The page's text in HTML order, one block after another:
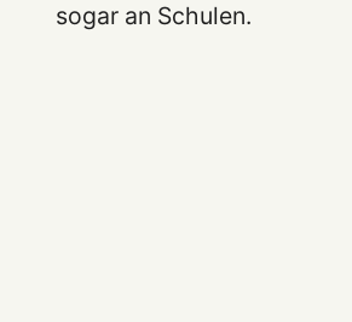
sogar an Schulen.